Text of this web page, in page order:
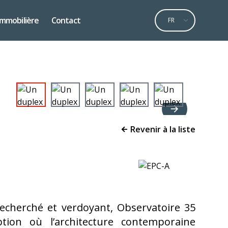
Contact Select language
Revenir à la liste
et verdoyant, Observatoire 35
où l’architecture contemporaine